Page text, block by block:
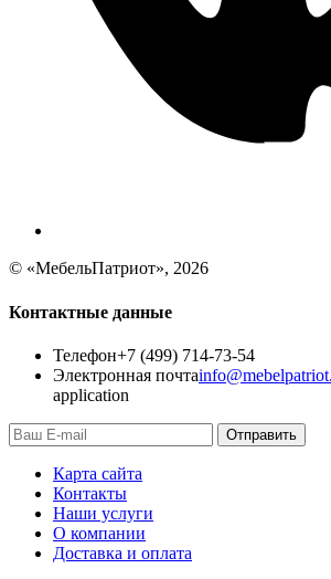
© «МебельПатриот», 2026
Контактные данные
Телефон+7 (499) 714-73-54
Электронная почта
application
Отправить
Карта сайта
Контакты
Наши услуги
О компании
Доставка и оплата